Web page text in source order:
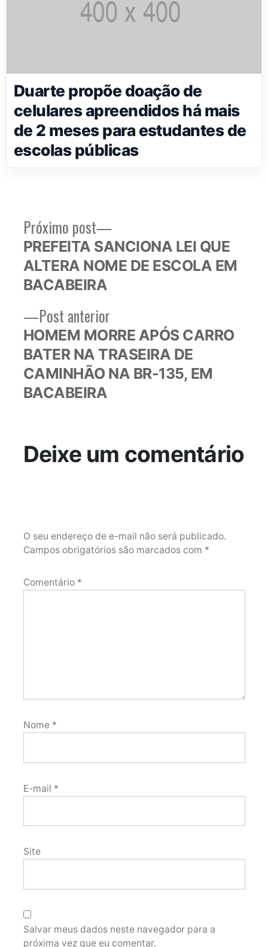
Duarte propõe doação de
celulares apreendidos há mais
de 2 meses para estudantes de
escolas públicas
Navegação
de
Post
Post anteriorPost
anterior:
HOMEM MORRE APÓS CARRO
BATER NA TRASEIRA DE
CAMINHÃO NA BR-135, EM
BACABEIRA
Próximo post
Próximo
post:
PREFEITA SANCIONA LEI QUE
ALTERA NOME DE ESCOLA EM
BACABEIRA
Deixe um comentário
O seu endereço de e-mail não será publicado.
Campos obrigatórios são marcados com *
Comentário *
Nome *
E-mail *
Site
Salvar meus dados neste navegador para a
próxima vez que eu comentar.